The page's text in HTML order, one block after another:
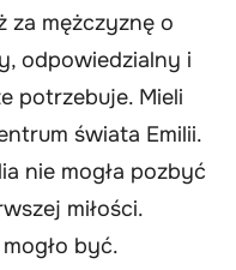
za mężczyznę o
odpowiedzialny i
potrzebuje. Mieli
świata Emilii.
nie mogła pozbyć
miłości.
być.